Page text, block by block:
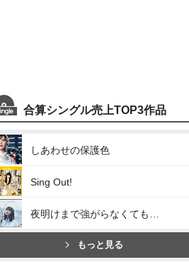
合算シングル売上TOP3作品
しあわせの保護色
Sing Out!
もっと見る